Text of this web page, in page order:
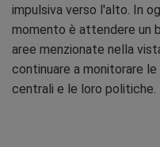
impulsiva verso l'alto. In
momento è attendere un
aree menzionate nella
continuare a monitorare
centrali e le loro politiche.